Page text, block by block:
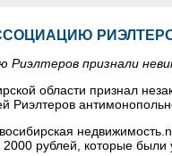
Риэлтеров признали
области признал
Риэлтеров
недвижимость.
рублей, которые